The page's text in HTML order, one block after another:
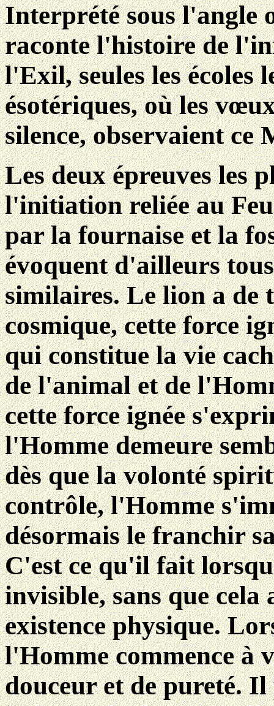
Interprété sous l'angle
raconte l'histoire de
l'Exil, seules les écoles
ésotériques, où les
silence, observaient ce
Les deux épreuves les
l'initiation reliée au
par la fournaise et la
évoquent d'ailleurs
similaires. Le lion a de
cosmique, cette force
qui constitue la vie
de l'animal et de
cette force ignée
l'Homme demeure
dès que la volonté
contrôle, l'Homme
désormais le franchir
C'est ce qu'il fait
invisible, sans que cela
existence physique.
l'Homme commence à
douceur et de pureté.